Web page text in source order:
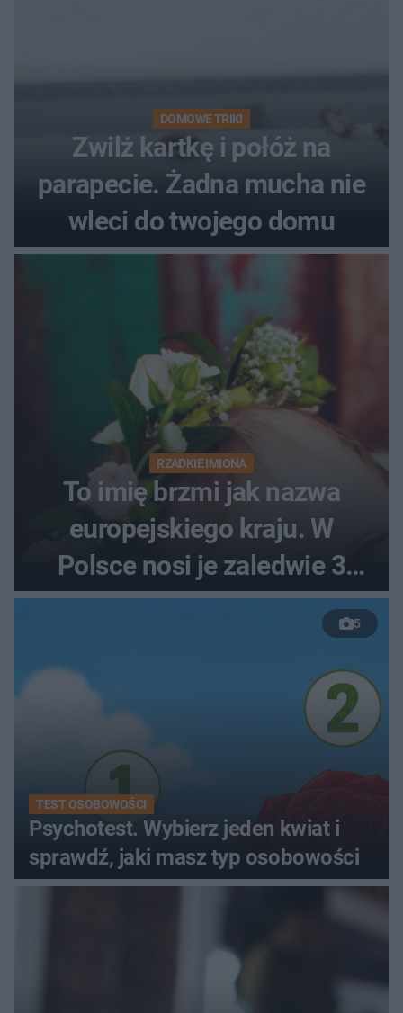
DOMOWE TRIKI
Zwilż kartkę i połóż na
parapecie. Żadna mucha nie
wleci do twojego domu
RZADKIE IMIONA
To imię brzmi jak nazwa
europejskiego kraju. W
Polsce nosi je zaledwie 3
kobiety
5
TEST OSOBOWOŚCI
Psychotest. Wybierz jeden kwiat i
sprawdź, jaki masz typ osobowości